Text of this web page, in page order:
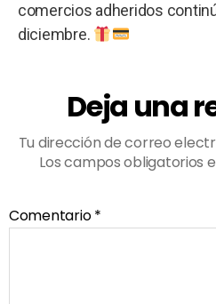
comercios adheridos
diciembre.
Deja una
Tu dirección de correo
Los campos obligatorios
Comentario*